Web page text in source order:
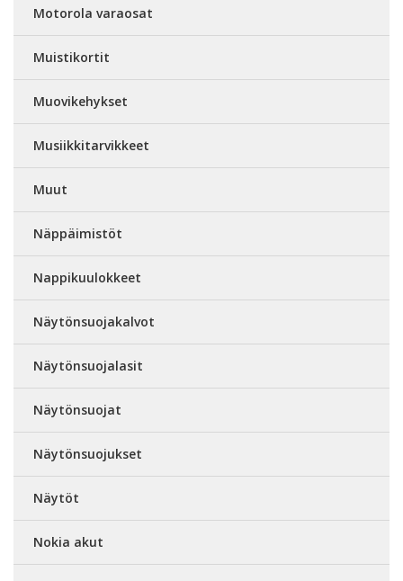
Motorola varaosat
Muistikortit
Muovikehykset
Musiikkitarvikkeet
Muut
Näppäimistöt
Nappikuulokkeet
Näytönsuojakalvot
Näytönsuojalasit
Näytönsuojat
Näytönsuojukset
Näytöt
Nokia akut